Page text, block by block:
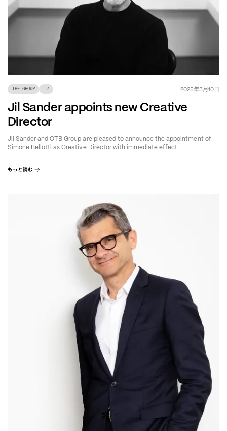
THE GROUP +2 2025年3月10日
Jil Sander appoints new Creative
Director
Jil Sander and OTB Group are pleased to announce the appointment of
Simone Bellotti as Creative Director with immediate effect
もっと読む